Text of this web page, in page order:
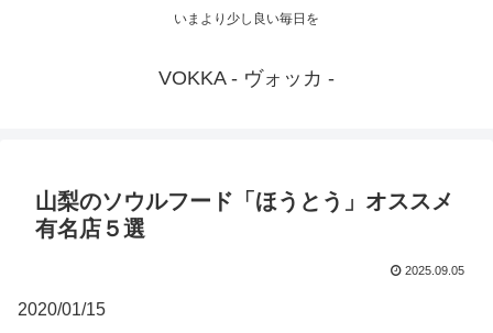
いまより少し良い毎日を
VOKKA - ヴォッカ -
山梨のソウルフード「ほうとう」オススメ
有名店５選
2025.09.05
2020/01/15